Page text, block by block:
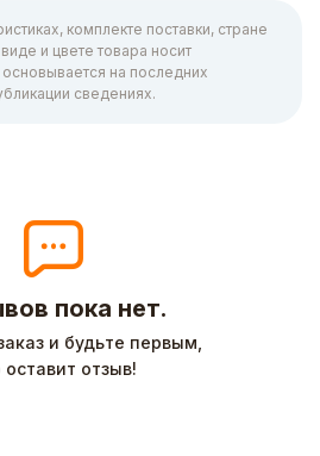
комплекте поставки, стране
и цвете товара носит
на последних
сведениях.
пока нет.
и будьте первым,
оставит отзыв!